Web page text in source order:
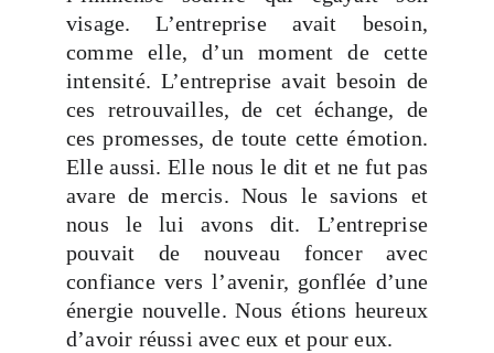
visage. L’entreprise avait besoin,
comme elle, d’un moment de cette
intensité. L’entreprise avait besoin de
ces retrouvailles, de cet échange, de
ces promesses, de toute cette émotion.
Elle aussi. Elle nous le dit et ne fut pas
avare de mercis. Nous le savions et
nous le lui avons dit. L’entreprise
pouvait de nouveau foncer avec
confiance vers l’avenir, gonflée d’une
énergie nouvelle. Nous étions heureux
d’avoir réussi avec eux et pour eux.